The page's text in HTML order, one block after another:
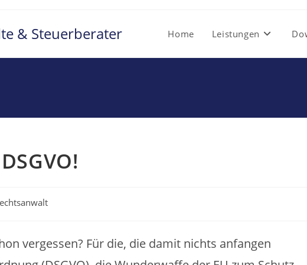
& Steuerberater Home Leistungen
vergessen? Für die, die damit nichts anfangen